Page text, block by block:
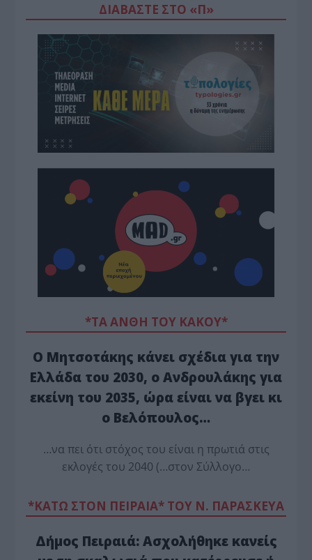
ΔΙΑΒΆΣΤΕ ΣΤΟ «Π»
*ΤΑ ΆΝΘΗ ΤΟΥ ΚΑΚΟΎ*
Ο Μητσοτάκης κάνει σχέδια για την
Ελλάδα του 2030, ο Ανδρουλάκης για
εκείνη του 2035, ώρα είναι να βγει κι
ο Βελόπουλος…
…να πει ότι στόχος του είναι η πρωτιά στις
εκλογές του 2040 (…στον Σύλλογο…
*ΚΑΤΩ ΣΤΟΝ ΠΕΙΡΑΙΑ* ΤΟΥ Ν. ΠΑΡΑΣΚΕΥΑ
Δήμος Πειραιά: Ασχολήθηκε κανείς